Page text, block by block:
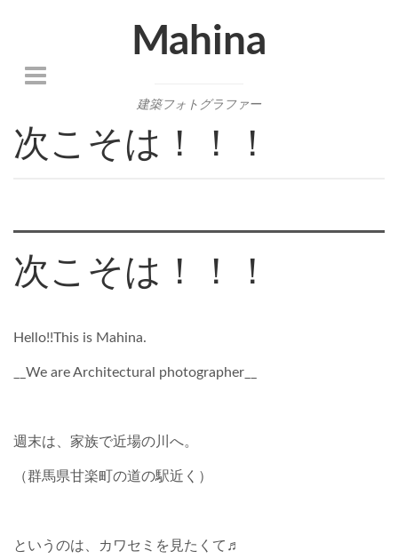
Mahina
建築フォトグラファー
次こそは！！！
次こそは！！！
Hello!!This is Mahina.
__We are Architectural photographer__
週末は、家族で近場の川へ。
（群馬県甘楽町の道の駅近く）
というのは、カワセミを見たくて♬